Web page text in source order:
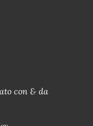
con & da